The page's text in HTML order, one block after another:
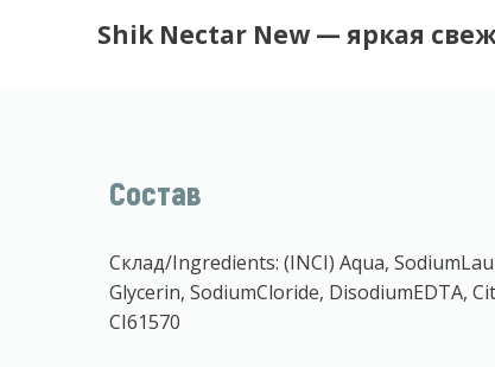
Shik Nectar New — яркая
Состав
Склад/Ingredients: (INCI) Aqua,
Glycerin, SodiumCloride, DisodiumEDTA,
CI61570